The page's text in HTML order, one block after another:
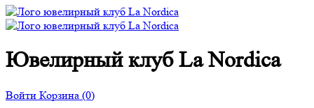
Ювелирный клуб La Nordica
Войти Корзина (0)